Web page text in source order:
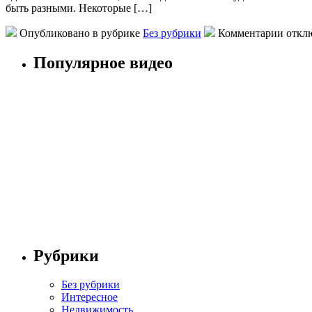
быть разными. Некоторые […]
Опубликовано в рубрике Без рубрики Комментарии
Популярное видео
Рубрики
Без рубрики
Интересное